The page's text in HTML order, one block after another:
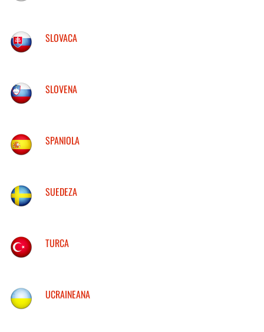
SLOVACA
SLOVENA
SPANIOLA
SUEDEZA
TURCA
UCRAINEANA